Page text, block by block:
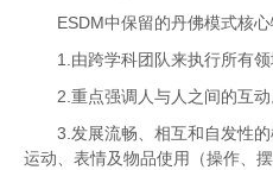
ESDM中保留的丹佛模式核心
1.由跨学科团队来执行所有领
2.重点强调人与人之间的互动
3.发展流畅、相互和自发性
运动、表情及物品使用（操作、摆